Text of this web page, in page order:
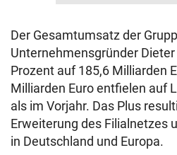
Der Gesamtumsatz der
Unternehmensgründer
Prozent auf 185,6 Milliarden
Milliarden Euro entfielen auf
als im Vorjahr. Das Plus
Erweiterung des Filialnetzes
in Deutschland und Europa.